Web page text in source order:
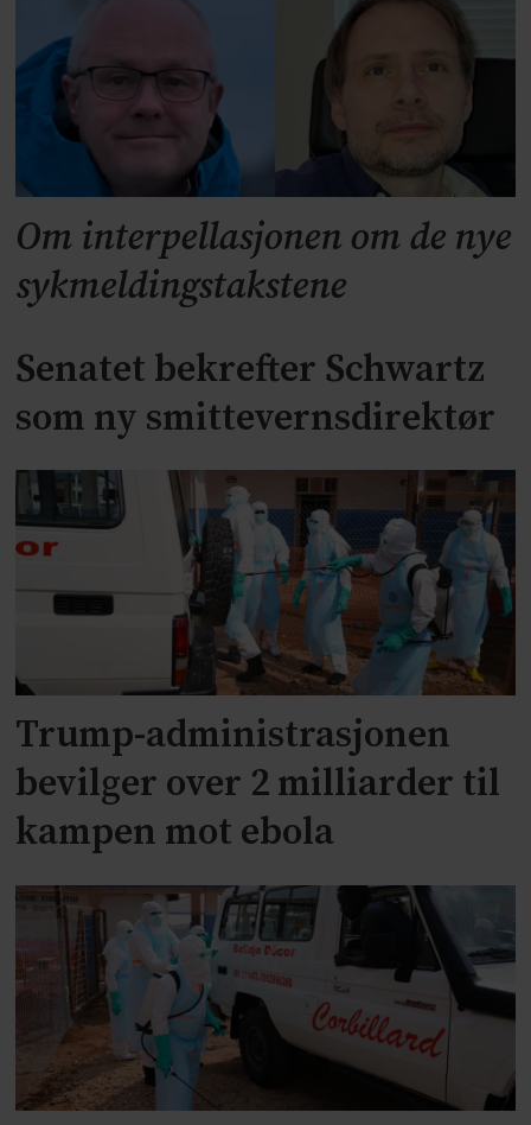
Om interpellasjonen om de nye
sykmeldingstakstene
Senatet bekrefter Schwartz
som ny smittevernsdirektør
Trump-administrasjonen
bevilger over 2 milliarder til
kampen mot ebola